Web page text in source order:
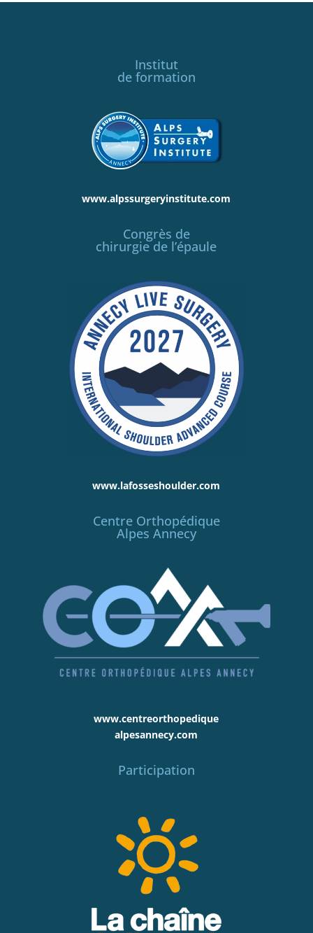
Institut
de formation
www.alpssurgeryinstitute.com
Congrès de
chirurgie de l’épaule
www.lafosseshoulder.com
Centre Orthopédique
Alpes Annecy
www.centreorthopedique
alpesannecy.com
Participation